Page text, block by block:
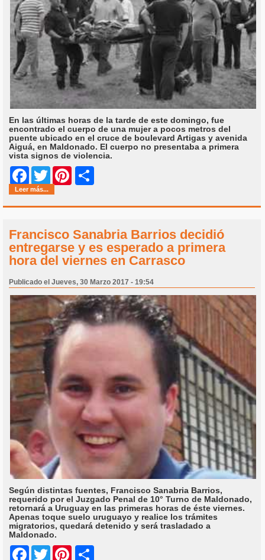
En las últimas horas de la tarde de este domingo, fue
encontrado el cuerpo de una mujer a pocos metros del
puente ubicado en el cruce de boulevard Artigas y avenida
Aiguá, en Maldonado. El cuerpo no presentaba a primera
vista signos de violencia.
Facebook
Twitter Pinterest
Leer más...
Francisco Sanabria Barrios decidió
entregarse y es esperado a primera
hora del viernes en Carrasco
Publicado el Jueves, 30 Marzo 2017 - 19:54
Según distintas fuentes, Francisco Sanabria Barrios,
requerido por el Juzgado Penal de 10° Turno de Maldonado,
retornará a Uruguay en las primeras horas de éste viernes.
Apenas toque suelo uruguayo y realice los trámites
migratorios, quedará detenido y será trasladado a
Maldonado.
Facebook
Twitter Pinterest